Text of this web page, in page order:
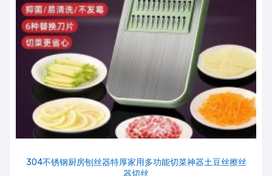
304不锈钢厨房刨丝器特厚家用多功能切菜神器土豆丝擦丝